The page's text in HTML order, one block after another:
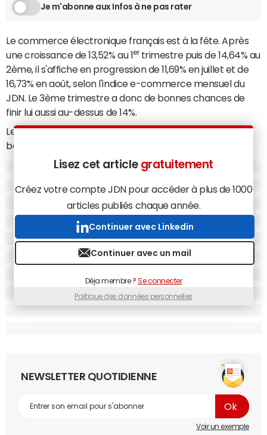
Je m'abonne aux Infos à ne pas rater
Le commerce électronique français est à la fête. Après
une croissance de 13,52% au 1er trimestre puis de 14,64% au
2ème, il s'affiche en progression de 11,69% en juillet et de
16,73% en août, selon l'indice e-commerce mensuel du
JDN. Le 3ème trimestre a donc de bonnes chances de
finir lui aussi au-dessus de 14%.
Le montant des transactions réalisées par carte
bancaire auprès des e-commerçants ayant opté pour
les services des PSP de notrepanel- Worldline, Payline de
Monext, Paybox by Verifone et Ingenico Payment
Services - s'est élevé à 4,38 milliards d'euros en juillet et à
3,66 milliards d'euros en août.
Le nombre d'achats en ligne a progressé de 16,80% entre
les mois de juillet 2014 et 2015 pour atteindre 4,38 millions,
Lisez cet article gratuitement
Créez votre compte JDN pour accéder à plus de 1000
articles publiés chaque année.
Continuer avec Linkedin
Continuer avec un mail
Déja membre ?Se connecter
Politique des données personnelles
NEWSLETTER QUOTIDIENNE
Voir un exemple